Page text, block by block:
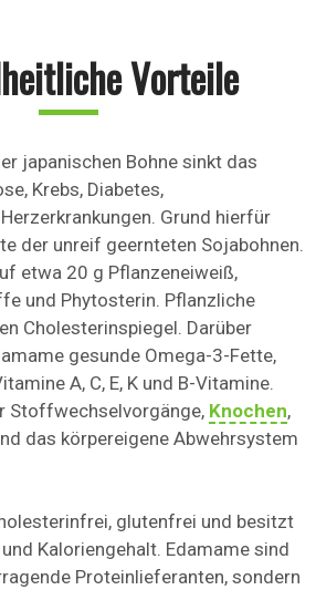
Vorteile
japanischen Bohne sinkt das
Krebs, Diabetes,
Grund hierfür
der unreif geernteten Sojabohnen.
etwa 20 g Pflanzeneiweiß,
und Phytosterin. Pflanzliche
Cholesterinspiegel. Darüber
gesunde Omega-3-Fette,
A, C, E, K und B-Vitamine.
Stoffwechselvorgänge, Knochen,
das körpereigene Abwehrsystem
glutenfrei und besitzt
Kaloriengehalt. Edamame sind
Proteinlieferanten, sondern